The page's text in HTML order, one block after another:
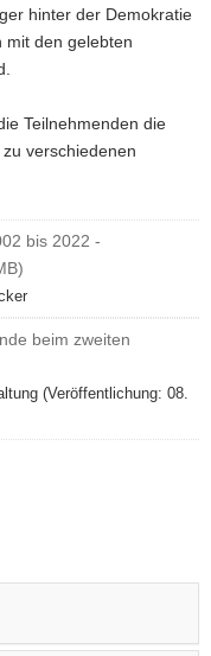
hinter der Demokratie
mit den gelebten
Teilnehmenden die
verschiedenen
bis 2022 -
beim zweiten
(Veröffentlichung: 08.